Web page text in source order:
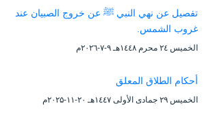
تفصيل عن نهي النبي ﷺ عن خروج الصبيان عند
غروب الشمس.
الخميس ۲٤ محرم ۱٤٤۸هـ ۹-۷-۲۰۲٦م
أحكام الطلاق المعلق
الخميس ۲۹ جمادى الأولى ۱٤٤۷هـ ۲۰-۱۱-۲۰۲۵م